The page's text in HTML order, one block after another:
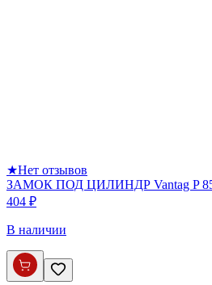
★Нет отзывов
ЗАМОК ПОД ЦИЛИНДР Vantag P 85
404 ₽
В наличии